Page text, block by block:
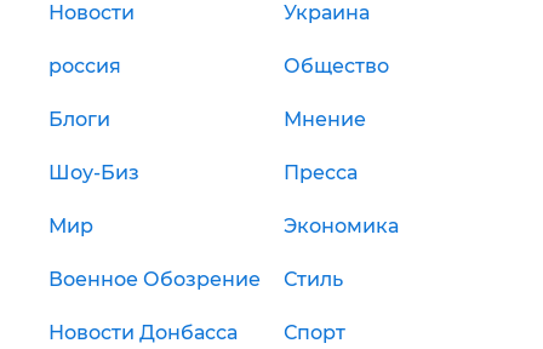
Новости Украина
россия Общество
Блоги Мнение
Шоу-Биз Пресса
Мир Экономика
Военное Обозрение Стиль
Новости Донбасса Спорт